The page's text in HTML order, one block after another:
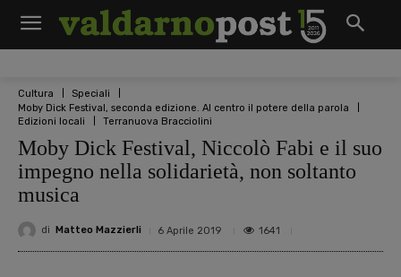
Cultura
Speciali
Moby Dick Festival, seconda edizione. Al centro il potere della parola
Edizioni locali
Terranuova Bracciolini
Moby Dick Festival, Niccolò Fabi e il suo
impegno nella solidarietà, non soltanto
musica
di Matteo Mazzierli 6 Aprile 2019 1641